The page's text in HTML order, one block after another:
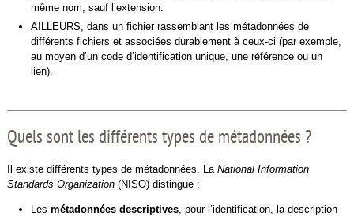
même nom, sauf l’extension.
AILLEURS, dans un fichier rassemblant les métadonnées de
différents fichiers et associées durablement à ceux-ci (par exemple,
au moyen d’un code d’identification unique, une référence ou un
lien).
Quels sont les différents types de métadonnées ?
Il existe différents types de métadonnées. La National Information
Standards Organization(NISO) distingue :
Les métadonnées descriptives, pour l’identification, la description